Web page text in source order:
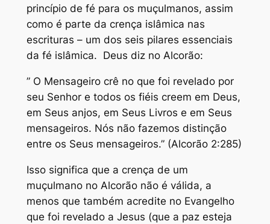
princípio de fé para os muçulmanos, assim
como é parte da crença islâmica nas
escrituras – um dos seis pilares essenciais
da fé islâmica. Deus diz no Alcorão:
” O Mensageiro crê no que foi revelado por
seu Senhor e todos os fiéis creem em Deus,
em Seus anjos, em Seus Livros e em Seus
mensageiros. Nós não fazemos distinção
entre os Seus mensageiros.” (Alcorão 2:285)
Isso significa que a crença de um
muçulmano no Alcorão não é válida, a
menos que também acredite no Evangelho
que foi revelado a Jesus (que a paz esteja